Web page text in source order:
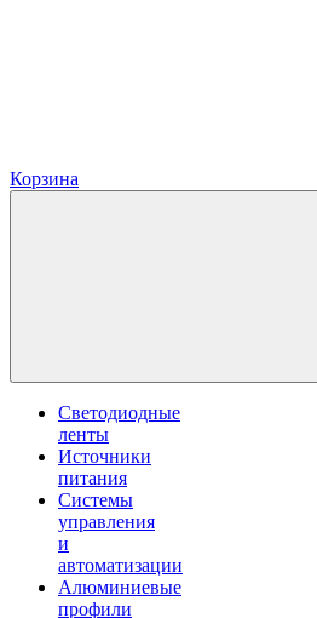
Корзина
Светодиодные
ленты
Источники
питания
Системы
управления
и
автоматизации
Алюминиевые
профили